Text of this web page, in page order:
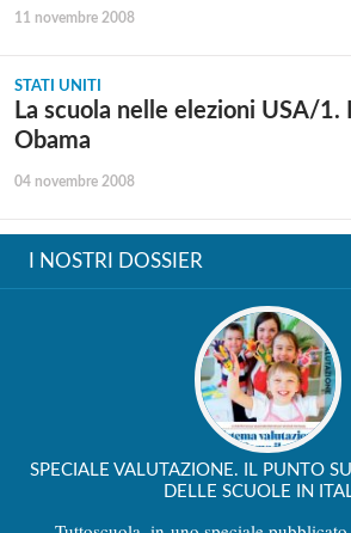
11 novembre 2008
STATI UNITI
La scuola nelle elezioni USA/1.
Obama
04 novembre 2008
I NOSTRI DOSSIER
SPECIALE VALUTAZIONE. IL PUNTO
DELLE SCUOLE IN